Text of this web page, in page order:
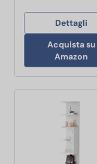
Dettagli
Acquista su
Amazon